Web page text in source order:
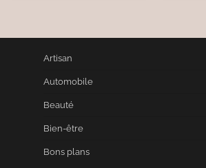
Artisan
Automobile
Beauté
Bien-être
Bons plans